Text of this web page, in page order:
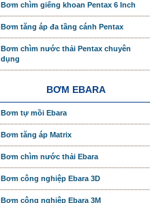
Bơm chìm giếng khoan Pentax 6 Inch
Bơm tăng áp đa tầng cánh Pentax
Bơm chìm nước thải Pentax chuyên
dụng
BƠM EBARA
Bơm tự mồi Ebara
Bơm tăng áp Matrix
Bơm chìm nước thải Ebara
Bơm công nghiệp Ebara 3D
Bơm công nghiệp Ebara 3M